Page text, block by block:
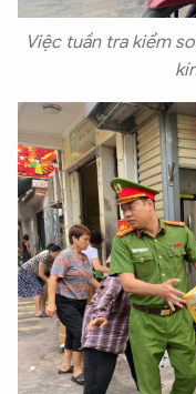
Việc tuần tra kiểm